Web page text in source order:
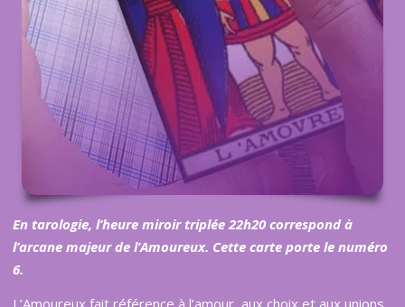
En tarologie, l’heure miroir triplée 22h20 correspondà
l’arcane majeur de l’Amoureux. Cette carte porte le numéro
6.